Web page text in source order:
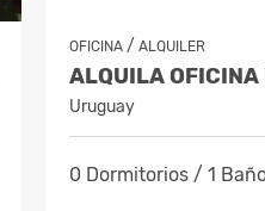
OFICINA / ALQUILER
Uruguay
0 Dormitorios / 1